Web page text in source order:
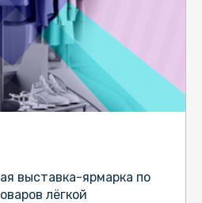
выставка-ярмарка по
лёгкой